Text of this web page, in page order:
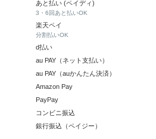
あと払い (ペイディ)
3・6回あと払いOK
楽天ペイ
分割払いOK
d払い
au PAY（ネット支払い）
au PAY（auかんたん決済）
Amazon Pay
PayPay
コンビニ振込
銀行振込（ペイジー）